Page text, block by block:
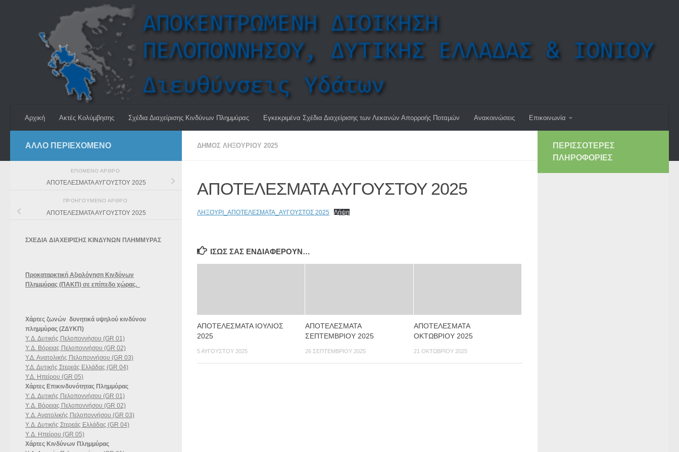
Αρχική Ακτές Κολύμβησης Σχέδια Διαχείρισης Κινδύνων Πλημμύρας Εγκεκριμένα Σχέδια Διαχείρισης των Λεκανών Απορροής Ποταμών Ανακοινώσεις Επικοινωνία
ΔΗΜΟΣ ΛΗΞΟΥΡΙΟΥ 2025
ΑΠΟΤΕΛΕΣΜΑΤΑ ΑΥΓΟΥΣΤΟΥ 2025
ΛΗΞΟΥΡΙ_ΑΠΟΤΕΛΕΣΜΑΤΑ_ΑΥΓΟΥΣΤΟΣ 2025 Λήψη
ΊΣΩΣ ΣΑΣ ΕΝΔΙΑΦΈΡΟΥΝ…
ΑΠΟΤΕΛΕΣΜΑΤΑ ΙΟΥΛΙΟΣ
2025
5 ΑΥΓΟΎΣΤΟΥ 2025
ΑΠΟΤΕΛΕΣΜΑΤΑ
ΣΕΠΤΕΜΒΡΙΟΥ 2025
26 ΣΕΠΤΕΜΒΡΊΟΥ 2025
ΑΠΟΤΕΛΕΣΜΑΤΑ
ΟΚΤΩΒΡΙΟΥ 2025
21 ΟΚΤΩΒΡΊΟΥ 2025
ΆΛΛΟ ΠΕΡΙΕΧΟΜΕΝΟ
ΕΠΌΜΕΝΟ ΆΡΘΡΟ
ΑΠΟΤΕΛΕΣΜΑΤΑ ΑΥΓΟΥΣΤΟΥ 2025
ΠΡΟΗΓΟΎΜΕΝΟ ΆΡΘΡΟ
ΑΠΟΤΕΛΕΣΜΑΤΑ ΑΥΓΟΥΣΤΟΥ 2025
ΣΧΕΔΙΑ ΔΙΑΧΕΙΡΙΣΗΣ ΚΙΝΔΥΝΩΝ ΠΛΗΜΜΥΡΑΣ
Προκαταρκτική Αξιολόγηση Κινδύνων
Πλημμύρας (ΠΑΚΠ) σε επίπεδο χώρας.
Χάρτες ζωνών δυνητικά υψηλού κινδύνου
πλημμύρας (ΖΔΥΚΠ)
Υ. Δ. Δυτικής Πελοποννήσου (GR 01)
Υ. Δ. Βόρειας Πελοποννήσου (GR 02)
Υ.Δ. Ανατολικής Πελοποννήσου (GR 03)
Υ.Δ. Δυτικής Στερεάς Ελλάδας (GR 04)
Υ.Δ. Ηπείρου (GR 05)
Χάρτες Επικινδυνότητας Πλημμύρας
Υ. Δ. Δυτικής Πελοποννήσου (GR 01)
Υ. Δ. Βόρειας Πελοποννήσου (GR 02)
Υ. Δ. Ανατολικής Πελοποννήσου (GR 03)
Υ. Δ. Δυτικής Στερεάς Ελλάδας (GR 04)
Υ. Δ. Ηπείρου (GR 05)
Χάρτες Κινδύνων Πλημμύρας
ΠΕΡΙΣΣΌΤΕΡΕΣ
ΠΛΗΡΟΦΟΡΊΕΣ